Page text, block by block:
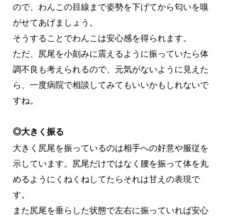
ので、わんこの目線まで姿勢を下げてから匂いを嗅
がせてあげましょう。
そうすることでわんこは安心感を得られます。
ただ、尻尾を小刻みに震えるように振っていたら体
調不良も考えられるので、元気がないように見えた
ら、一度病院で相談してみてもいいかもしれないで
すね。
◎大きく振る
大きく尻尾を振っているのは相手への好意や服従を
示しています。尻尾だけではなく腰を振って体を丸
めるようにくねくねしてたらそれは甘えの表現で
す。
また尻尾を垂らした状態で左右に振っていれば安心